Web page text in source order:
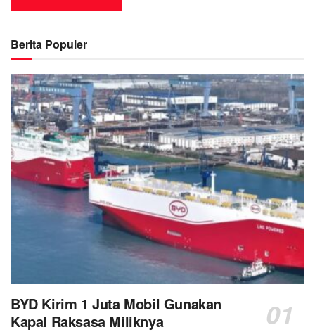
Berita Populer
BYD Kirim 1 Juta Mobil Gunakan
Kapal Raksasa Miliknya